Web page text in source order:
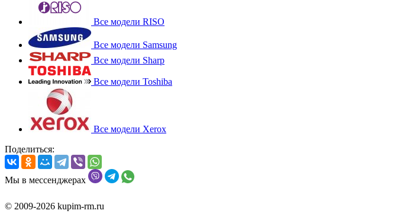
Все модели RISO
Все модели Samsung
Все модели Sharp
Все модели Toshiba
Все модели Xerox
Поделиться:
Мы в мессенджерах
© 2009-2026 kupim-rm.ru